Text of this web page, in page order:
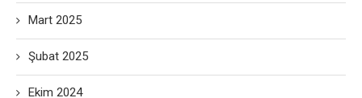
Mart 2025
Şubat 2025
Ekim 2024